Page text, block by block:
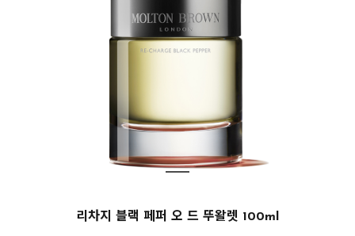
리차지 블랙 페퍼 오 드 뚜왈렛 100ml